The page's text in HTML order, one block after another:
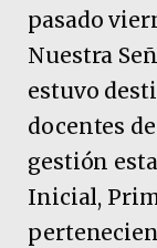
pasado
Nuestra
estuvo
docentes
gestión
Inicial,